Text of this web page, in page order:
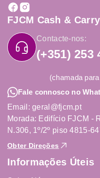
FJCM Cash & Carry
Contacte-nos:
(+351) 253
(chamada
Fale connosco no
Email: geral@fjcm.pt
Morada: Edifício FJCM -
N.306, 1º/2º piso 4815-
Obter Direções
Informações Úteis